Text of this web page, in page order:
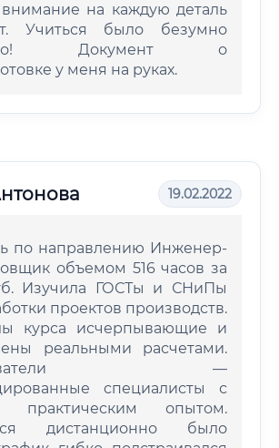
на каждую деталь
Учиться было безумно
Документ о
у меня на руках.
19.02.2022
по направлению Инженер-
объемом 516 часов за
Изучила ГОСТы и СНиПы
проектов производств.
курса исчерпывающие и
реальными расчетами.
—
специалисты с
практическим опытом.
дистанционно было